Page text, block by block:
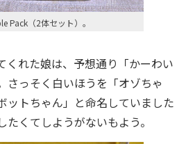
Pack（2体セット）。
くれた娘は、予想通り「かーわい
さっそく白いほうを「オゾちゃ
ットちゃん」と命名していました
たくてしようがないもよう。